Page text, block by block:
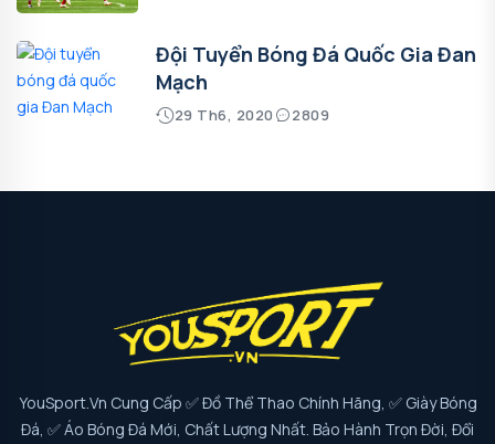
Đội Tuyển Bóng Đá Quốc Gia Đan
Mạch
29 Th6, 2020 2809
YouSport.vn Cung Cấp ✅ Đồ Thể Thao Chính Hãng, ✅ Giày Bóng
Đá, ✅ Áo Bóng Đá Mới, Chất Lượng Nhất. Bảo Hành Trọn Đời, Đổi